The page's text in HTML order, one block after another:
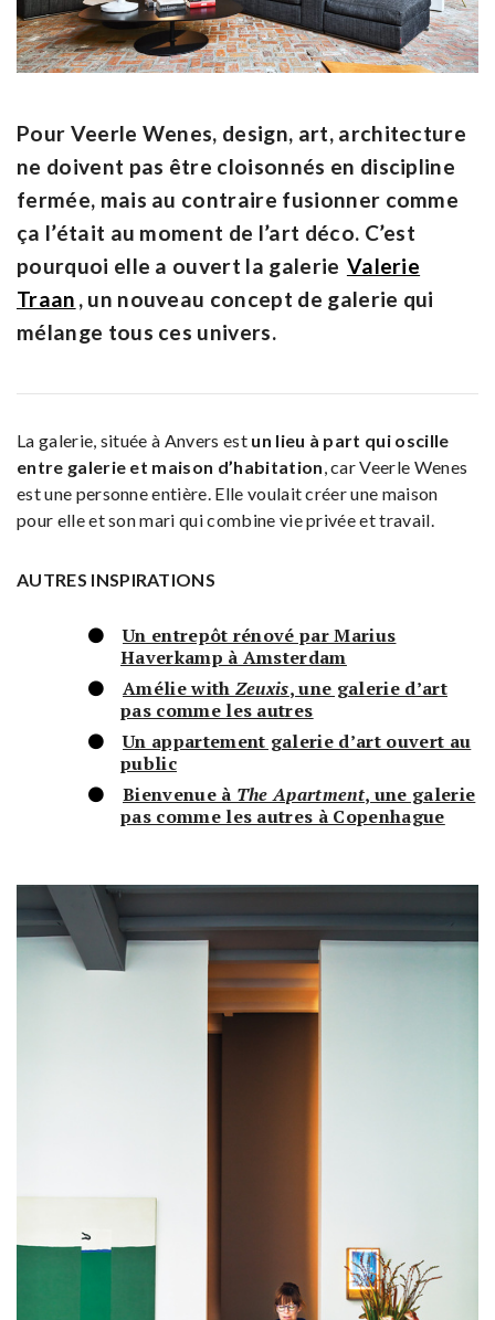
Pour Veerle Wenes, design, art, architecture
ne doivent pas être cloisonnés en discipline
fermée, mais au contraire fusionner comme
ça l’était au moment de l’art déco. C’est
pourquoi elle a ouvert la galerie Valerie
Traan , un nouveau concept de galerie qui
mélange tous ces univers.
La galerie, située à Anvers est un lieu à part qui oscille
entre galerie et maison d’habitation, car Veerle Wenes
est une personne entière. Elle voulait créer une maison
pour elle et son mari qui combine vie privée et travail.
AUTRES INSPIRATIONS
Un entrepôt rénové par Marius
Haverkamp à Amsterdam
Amélie with Zeuxis, une galerie d’art
pas comme les autres
Un appartement galerie d’art ouvert au
public
Bienvenue à The Apartment, une galerie
pas comme les autres à Copenhague